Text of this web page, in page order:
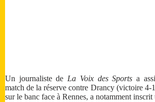
Un journaliste de La Voix des Sports a
match de la réserve contre Drancy (victoire 4-
sur le banc face à Rennes, a notamment inscrit